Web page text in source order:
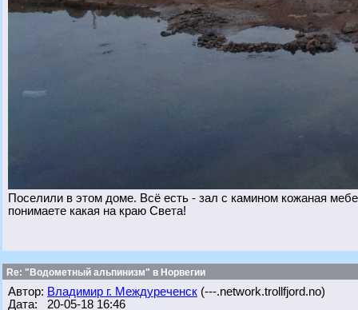
Поселили в этом доме. Всё есть - зал с камином кожаная
понимаете какая на краю Света!
Re: "Водометный альпинизм" в Норвегии
Автор: Владимир г. Междуреченск (---.network.trollfjord.no)
Дата: 20-05-18 16:46